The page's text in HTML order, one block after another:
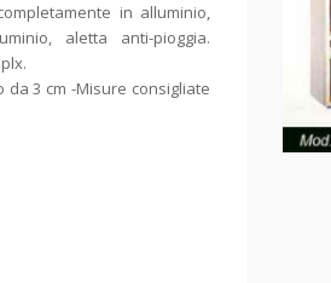
in alluminio,
aletta anti-pioggia.
da 3 cm -Misure consigliate